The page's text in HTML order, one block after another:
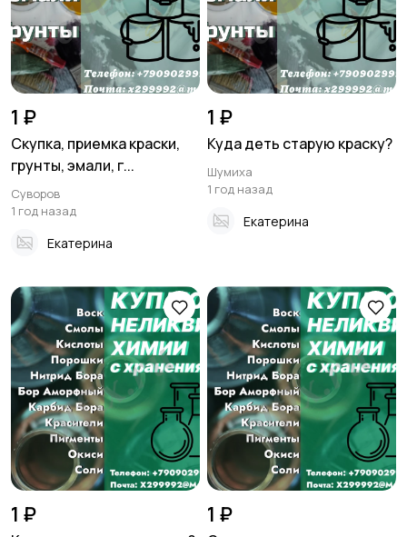
1 ₽
Скупка, приемка краски,
грунты, эмали, г...
Суворов
1 год назад
Екатерина
1 ₽
Куда деть старую краску?
Шумиха
1 год назад
Екатерина
1 ₽ 1 ₽